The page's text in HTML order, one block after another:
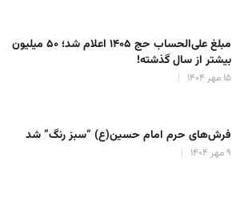
مبلغ علی‌الحساب حج ۱۴۰۵ اعلام شد؛ ۵۰ میلیون
بیشتر از سال گذشته!
۱۵ مهر ۱۴۰۴
فرش‌های حرم امام حسین(ع) “سبز رنگ” شد
۹ مهر ۱۴۰۴